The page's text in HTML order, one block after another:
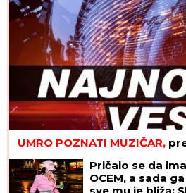
UMRO POZNATI MUZIČAR,
Pričalo se da
OCEM, a sada